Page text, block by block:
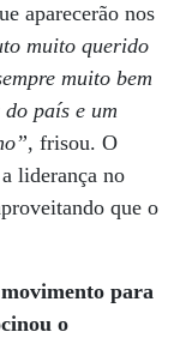
aparecerão nos
muito querido
muito bem
país e um
, frisou. O
liderança no
que o
para
o